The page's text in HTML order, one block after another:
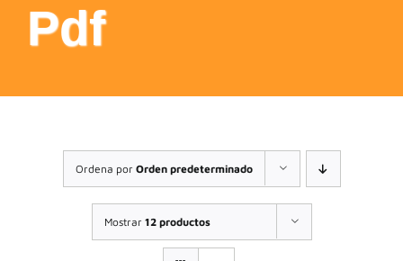
FILOSOFÍA
TE AYUDAMOS
FORMACIÓN
COMUNIDAD
Pdf
Ordena por Orden predeterminado
Mostrar 12 productos